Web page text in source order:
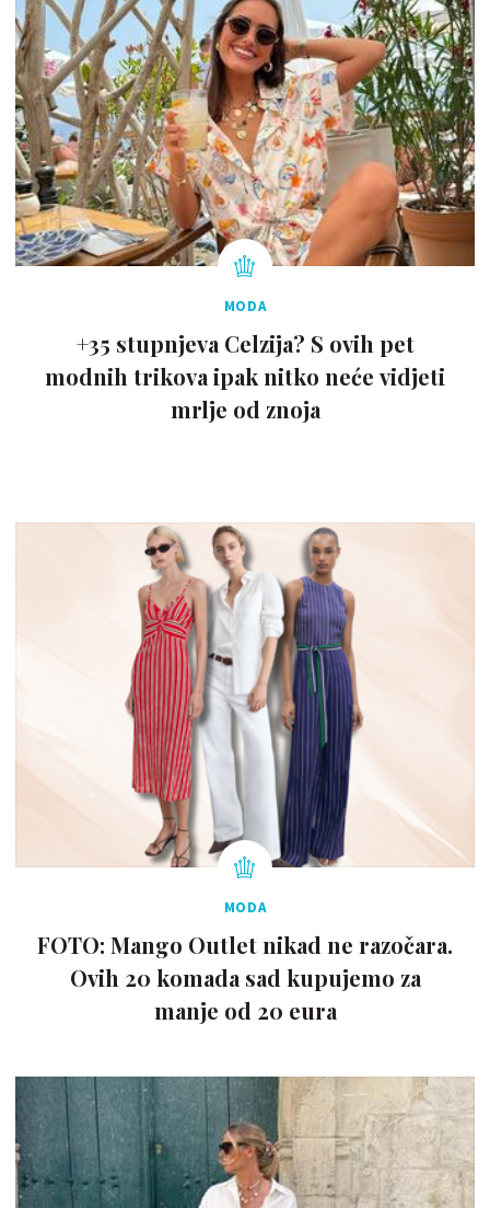
MODA
+35 stupnjeva Celzija? S ovih pet
modnih trikova ipak nitko neće vidjeti
mrlje od znoja
MODA
FOTO: Mango Outlet nikad ne razočara.
Ovih 20 komada sad kupujemo za
manje od 20 eura